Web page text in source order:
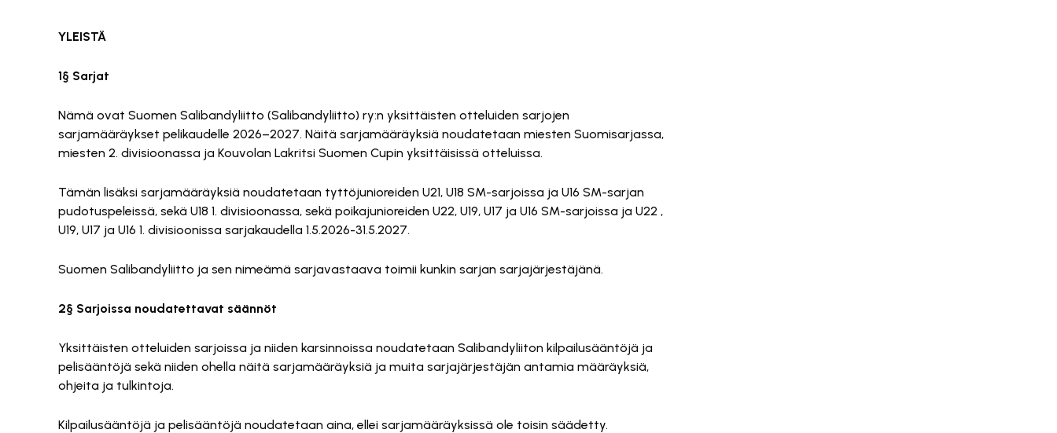
YLEISTÄ
1§ Sarjat
Nämä ovat Suomen Salibandyliitto (Salibandyliitto) ry:n yksittäisten otteluiden sarjojen
sarjamääräykset pelikaudelle 2026–2027. Näitä sarjamääräyksiä noudatetaan miesten Suomisarjassa,
miesten 2. divisioonassa ja Kouvolan Lakritsi Suomen Cupin yksittäisissä otteluissa.
Tämän lisäksi sarjamääräyksiä noudatetaan tyttöjunioreiden U21, U18 SM-sarjoissa ja U16 SM-sarjan
pudotuspeleissä, sekä U18 1. divisioonassa, sekä poikajunioreiden U22, U19, U17 ja U16 SM-sarjoissa ja U22 ,
U19, U17 ja U16 1. divisioonissa sarjakaudella 1.5.2026-31.5.2027.
Suomen Salibandyliitto ja sen nimeämä sarjavastaava toimii kunkin sarjan sarjajärjestäjänä.
2§ Sarjoissa noudatettavat säännöt
Yksittäisten otteluiden sarjoissa ja niiden karsinnoissa noudatetaan Salibandyliiton kilpailusääntöjä ja
pelisääntöjä sekä niiden ohella näitä sarjamääräyksiä ja muita sarjajärjestäjän antamia määräyksiä,
ohjeita ja tulkintoja.
Kilpailusääntöjä ja pelisääntöjä noudatetaan aina, ellei sarjamääräyksissä ole toisin säädetty.